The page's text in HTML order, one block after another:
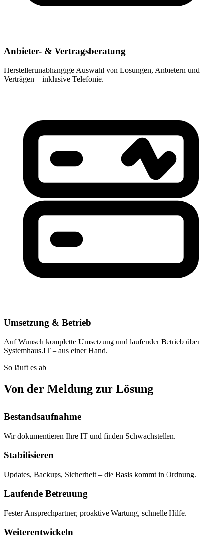
Anbieter- & Vertragsberatung
Herstellerunabhängige Auswahl von Lösungen, Anbietern und
Verträgen – inklusive Telefonie.
Umsetzung & Betrieb
Auf Wunsch komplette Umsetzung und laufender Betrieb über
Systemhaus.IT – aus einer Hand.
So läuft es ab
Von der Meldung zur Lösung
Bestandsaufnahme
Wir dokumentieren Ihre IT und finden Schwachstellen.
Stabilisieren
Updates, Backups, Sicherheit – die Basis kommt in Ordnung.
Laufende Betreuung
Fester Ansprechpartner, proaktive Wartung, schnelle Hilfe.
Weiterentwickeln